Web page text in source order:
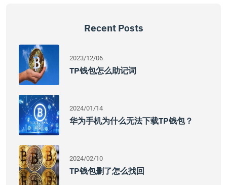
Recent Posts
2023/12/06
TP钱包怎么助记词
2024/01/14
华为手机为什么无法下载TP钱包？
2024/02/10
TP钱包删了怎么找回